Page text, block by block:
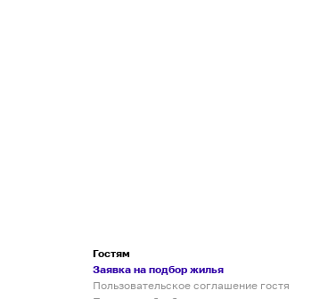
Гостям
Заявка на подбор жилья
Пользовательское соглашение гостя